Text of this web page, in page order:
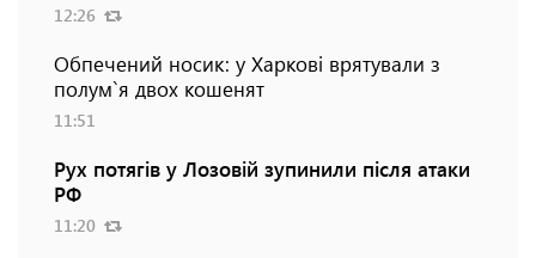
12:26
Обпечений носик: у Харкові врятували з
полум`я двох кошенят
11:51
Рух потягів у Лозовій зупинили після атаки
РФ
11:20